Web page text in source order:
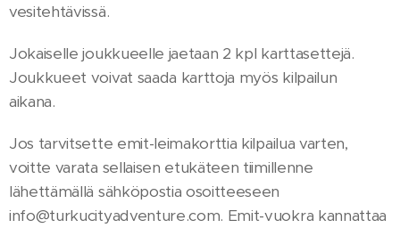
vesitehtävissä.
Jokaiselle joukkueelle jaetaan 2 kpl karttasettejä.
Joukkueet voivat saada karttoja myös kilpailun
aikana.
Jos tarvitsette emit-leimakorttia kilpailua varten,
voitte varata sellaisen etukäteen tiimillenne
lähettämällä sähköpostia osoitteeseen
info@turkucityadventure.com. Emit-vuokra kannattaa